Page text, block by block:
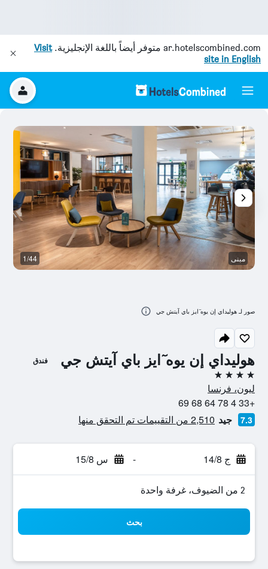
ar.hotelscombined.com متوفر أيضاً باللغة الإنجليزية.Visit
site in English
هوليداي إن يوه ٓايز باي آيتش جي فندق
4 نجوم
ليون، فرنسا
+33 4 78 64 68 69
7.3 جيد 2,510 من التقييمات تم التحقق منها
ج 14/8 - س 15/8
2 من الضيوف، غرفة واحدة
بحث
مبنى 1/44
صور لـ هوليداي إن يوه ٓايز باي آيتش جي